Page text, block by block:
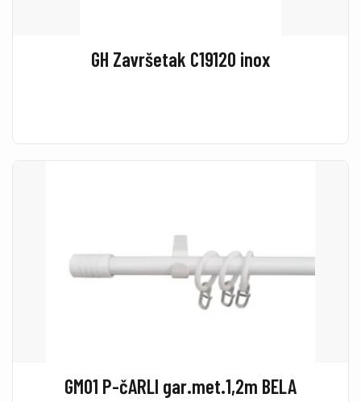
GH Završetak C19120 inox
GM01 P-čARLI gar.met.1,2m BELA